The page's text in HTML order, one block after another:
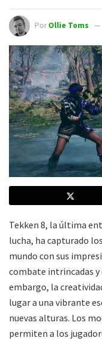
PorOllie Toms
Tekken 8, la última
lucha, ha capturado
mundo con sus
combate intrincadas y
embargo, la
lugar a una vibrante
nuevas alturas. Los
permiten a los